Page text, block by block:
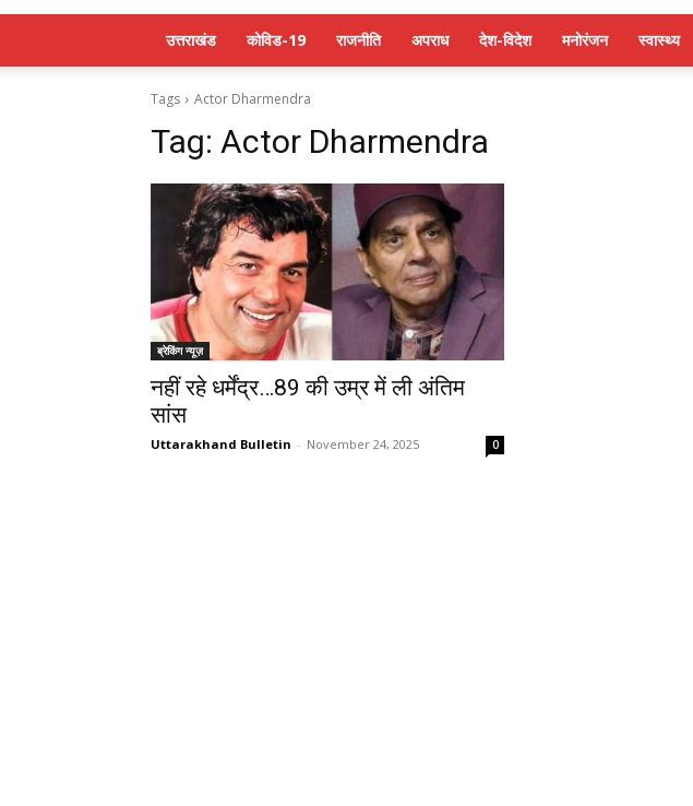
उत्तराखंड कोविड-19 राजनीति अपराध देश-विदेश मनोरंजन स्वास्थ्य
Tags Actor Dharmendra
Tag: Actor Dharmendra
ब्रेकिंग न्यूज़
नहीं रहे धर्मेंद्र…89 की उम्र में ली अंतिम
सांस
Uttarakhand Bulletin - November 24, 2025 0